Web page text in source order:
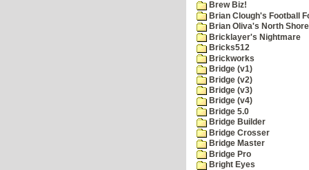
Brew Biz!
Brian Clough's Football
Brian Oliva's North
Bricklayer's Nightmare
Bricks512
Brickworks
Bridge (v1)
Bridge (v2)
Bridge (v3)
Bridge (v4)
Bridge 5.0
Bridge Builder
Bridge Crosser
Bridge Master
Bridge Pro
Bright Eyes